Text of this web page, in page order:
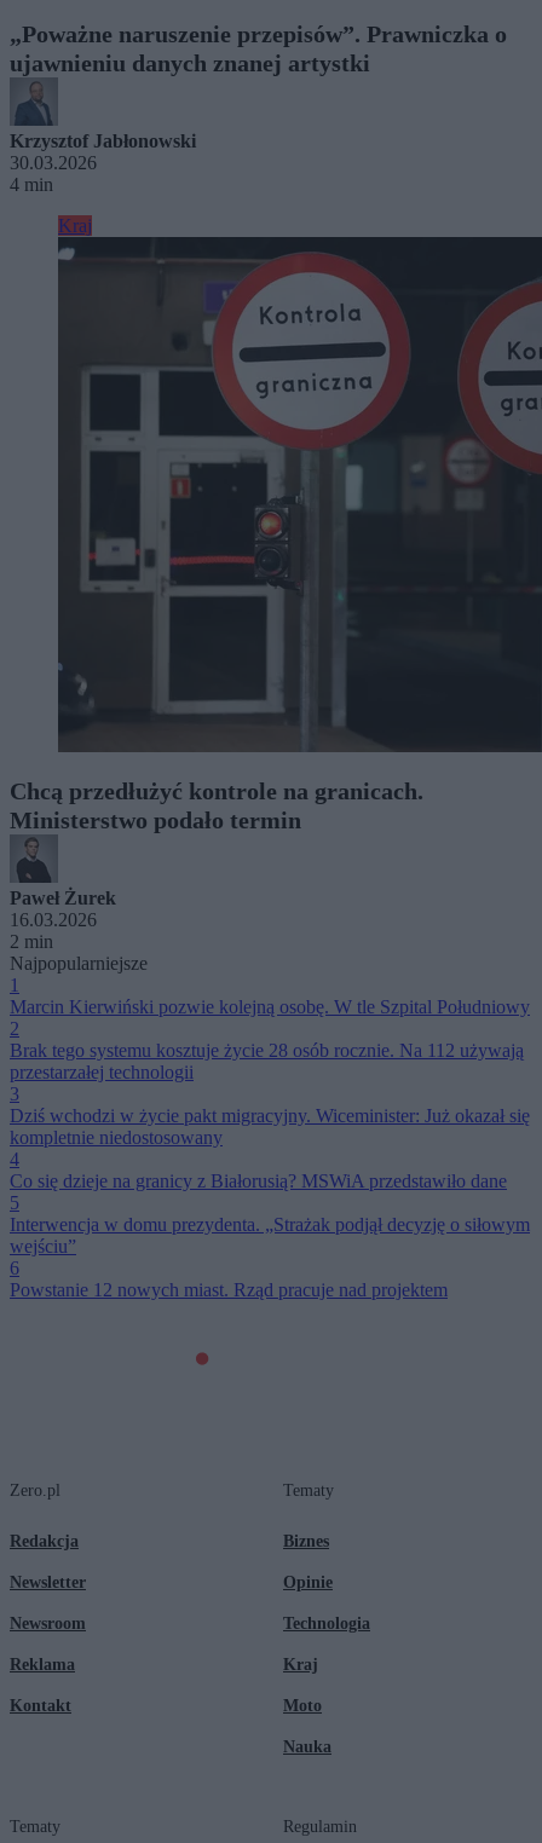
„Poważne naruszenie przepisów”. Prawniczka o
ujawnieniu danych znanej artystki
Krzysztof Jabłonowski
30.03.2026
4 min
Kraj
Chcą przedłużyć kontrole na granicach.
Ministerstwo podało termin
Paweł Żurek
16.03.2026
2 min
Najpopularniejsze
1
Marcin Kierwiński pozwie kolejną osobę. W tle Szpital Południowy
2
Brak tego systemu kosztuje życie 28 osób rocznie. Na 112 używają
przestarzałej technologii
3
Dziś wchodzi w życie pakt migracyjny. Wiceminister: Już okazał się
kompletnie niedostosowany
4
Co się dzieje na granicy z Białorusią? MSWiA przedstawiło dane
5
Interwencja w domu prezydenta. „Strażak podjął decyzję o siłowym
wejściu”
6
Powstanie 12 nowych miast. Rząd pracuje nad projektem
Zero.pl
Redakcja
Newsletter
Newsroom
Reklama
Kontakt
Tematy
Biznes
Opinie
Technologia
Kraj
Moto
Nauka
Tematy Regulamin